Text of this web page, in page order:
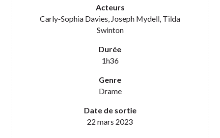
Acteurs
Carly-Sophia Davies, Joseph Mydell, Tilda
Swinton
Durée
1h36
Genre
Drame
Date de sortie
22 mars 2023